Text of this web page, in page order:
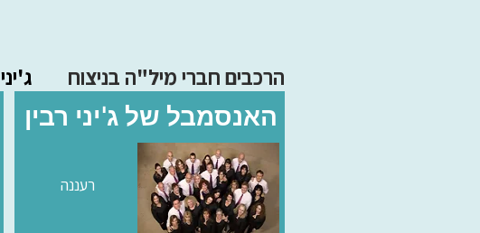
ג'יני הרכבים חברי מיל"ה בניצוח
האנסמבל של ג'יני רבין
רעננה